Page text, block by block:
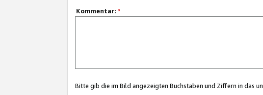
Kommentar: *
Bitte gib die im Bild angezeigten Buchstaben und Ziffern in das